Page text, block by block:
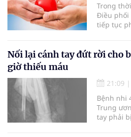
Trong
Điều phối
tiếp tục
cường
quy trình
hiến và
Nối lại cánh tay đứt rời cho
giờ thiếu máu
21:09 |
Bệnh nhi
Trung
tay phải